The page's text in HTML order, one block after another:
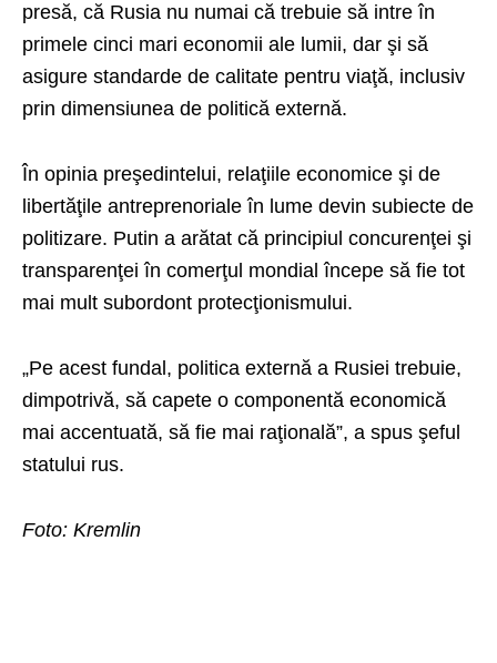
presă, că Rusia nu numai că trebuie să intre în
primele cinci mari economii ale lumii, dar şi să
asigure standarde de calitate pentru viaţă, inclusiv
prin dimensiunea de politică externă.
În opinia preşedintelui, relaţiile economice şi de
libertăţile antreprenoriale în lume devin subiecte de
politizare. Putin a arătat că principiul concurenţei şi
transparenţei în comerţul mondial începe să fie tot
mai mult subordont protecţionismului.
„Pe acest fundal, politica externă a Rusiei trebuie,
dimpotrivă, să capete o componentă economică
mai accentuată, să fie mai raţională”, a spus şeful
statului rus.
Foto: Kremlin